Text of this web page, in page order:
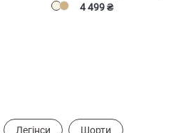
4 499 ₴
Легінси Шорти